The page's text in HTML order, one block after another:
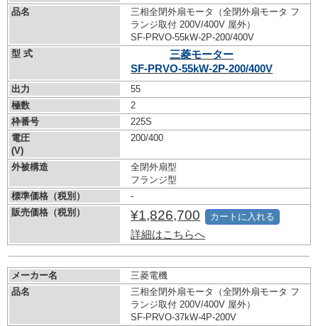
品名
三相全閉外扇モータ（全閉外扇モータ フ
ランジ取付 200V/400V 屋外）
SF-PRVO-55kW-2P-200/400V
型 式
三菱モーター
SF-PRVO-55kW-2P-200/400V
出力
55
極数
2
枠番号
225S
電圧
(V)
200/400
外被構造
全閉外扇型
フランジ型
標準価格（税別）
-
販売価格（税別）
¥1,826,700
詳細はこちらへ
カートに入れる
メーカー名
三菱電機
品名
三相全閉外扇モータ（全閉外扇モータ フ
ランジ取付 200V/400V 屋外）
SF-PRVO-37kW-4P-200V